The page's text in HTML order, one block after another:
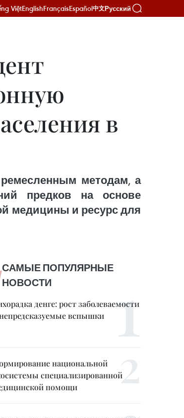
ViệtEnglishFrançaisEspañol中文Русский
в
методам, а
предков на основе
медицины и ресурс для
САМЫЕ ПОПУЛЯРНЫЕ
НОВОСТИ
денге: рост заболеваемости
вспышки
национальной
специализированной
помощи